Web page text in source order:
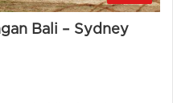
Bali – Sydney